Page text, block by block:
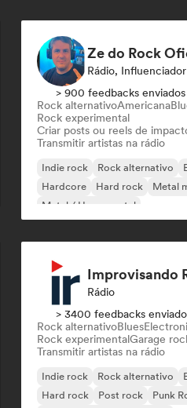
Ze do Rock
Rádio, Influenciador
> 900 feedbacks enviados
Rock alternativoAmericana
Rock experimental
Criar posts ou reels de
Transmitir artistas na rádio
Indie rock Rock alternativo
Hardcore
Hard rock
Metal
Metal / Heavy metal
Improvisando
Rádio
> 3400 feedbacks
Rock alternativoBlues
Rock experimentalGarage
Transmitir artistas na rádio
Indie rock Rock alternativo
Hard rock
Post rock
Punk